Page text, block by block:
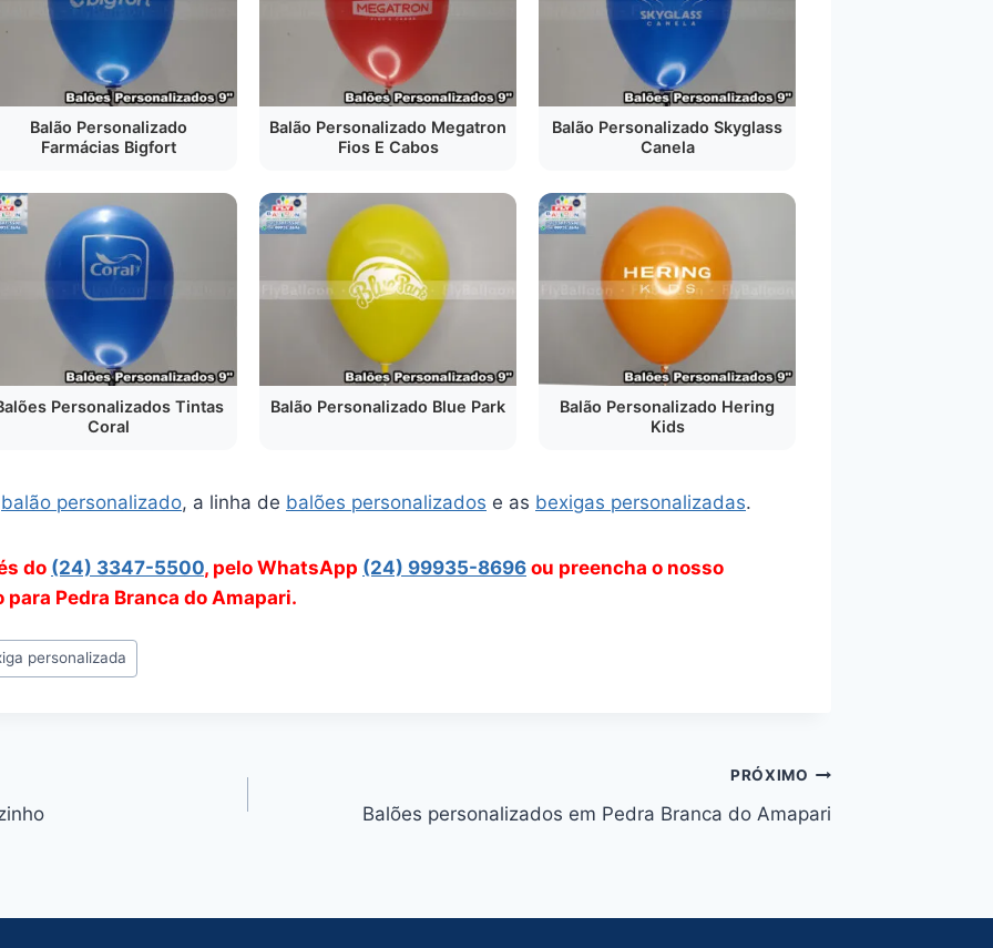
Balão Personalizado
Farmácias Bigfort
Balão Personalizado Megatron
Fios E Cabos
Balão Personalizado Skyglass
Canela
Personalizados Tintas
Coral
Balão Personalizado Blue Park
Balão Personalizado Hering
Kids
balão personalizado, a linha de balões personalizados e as bexigas personalizadas.
do (24) 3347-5500, pelo WhatsApp (24) 99935-8696 ou preencha o nosso
Pedra Branca do Amapari.
personalizada
PRÓXIMO
Balões personalizados em Pedra Branca do Amapari